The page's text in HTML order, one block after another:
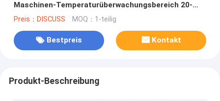
Maschinen-Temperaturüberwachungsbereich 20-
300℃
Preis：DISCUSS MOQ：1-teilig
Bestpreis Kontakt
Produkt-Beschreibung